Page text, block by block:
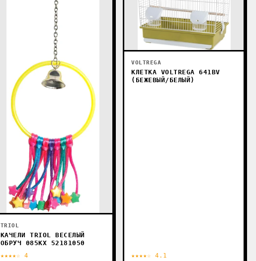
TRIOL
КАЧЕЛИ TRIOL ВЕСЕЛЫЙ
ОБРУЧ 085KX 52181050
★★★★☆ 4
VOLTREGA
КЛЕТКА VOLTREGA 641BV
(БЕЖЕВЫЙ/БЕЛЫЙ)
★★★★☆ 4.1